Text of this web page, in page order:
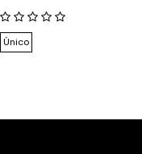
Único